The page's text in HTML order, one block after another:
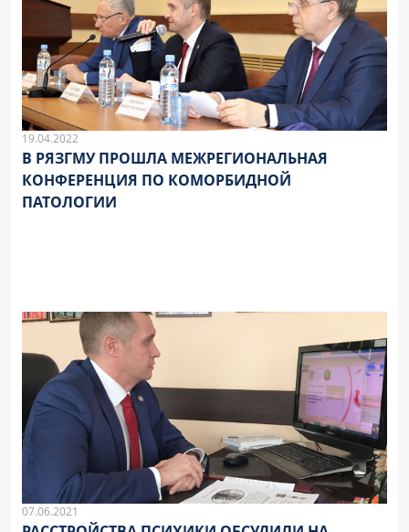
19.04.2022
В РЯЗГМУ ПРОШЛА МЕЖРЕГИОНАЛЬНАЯ
КОНФЕРЕНЦИЯ ПО КОМОРБИДНОЙ
ПАТОЛОГИИ
07.06.2021